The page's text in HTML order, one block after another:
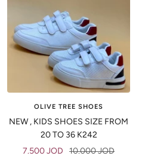
OLIVE TREE SHOES
NEW , KIDS SHOES SIZE FROM
20 TO 36 K242
Sale
7.500 JOD
Regular
10.000 JOD